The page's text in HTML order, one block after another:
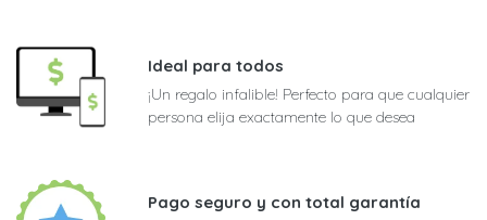
Ideal para todos
¡Un regalo infalible! Perfecto para que cualquier
persona elija exactamente lo que desea
Pago seguro y con total garantía